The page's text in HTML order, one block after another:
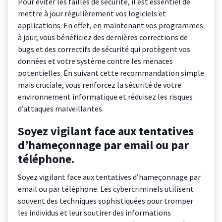
mettre à jour régulièrement vos logiciels et
applications. En effet, en maintenant vos programmes
à jour, vous bénéficiez des dernières corrections de
bugs et des correctifs de sécurité qui protègent vos
données et votre système contre les menaces
potentielles. En suivant cette recommandation simple
mais cruciale, vous renforcez la sécurité de votre
environnement informatique et réduisez les risques
d’attaques malveillantes.
Soyez vigilant face aux tentatives
d’hameçonnage par email ou par
téléphone.
Soyez vigilant face aux tentatives d’hameçonnage par
email ou par téléphone. Les cybercriminels utilisent
souvent des techniques sophistiquées pour tromper
les individus et leur soutirer des informations